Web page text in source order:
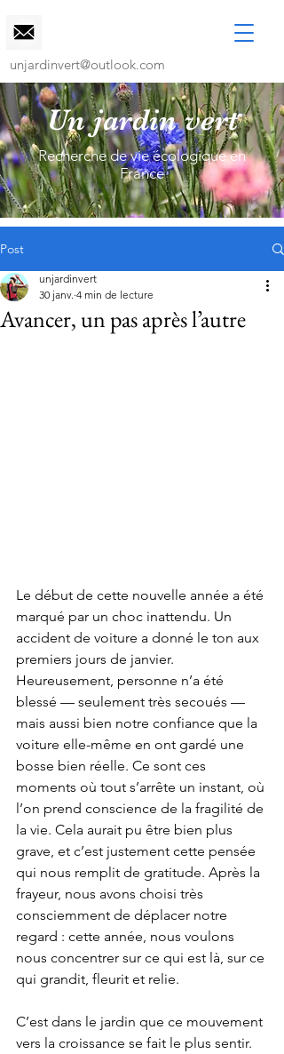
unjardinvert@outlook.com
Un jardin vert
Recherche de vie écologique en
France
Post
Avancer, un pas après l’autre
unjardinvert
30 janv. 4 min de lecture
Le début de cette nouvelle année a été
marqué par un choc inattendu. Un
accident de voiture a donné le ton aux
premiers jours de janvier.
Heureusement, personne n’a été
blessé — seulement très secoués —
mais aussi bien notre confiance que la
voiture elle-même en ont gardé une
bosse bien réelle. Ce sont ces
moments où tout s’arrête un instant, où
l’on prend conscience de la fragilité de
la vie. Cela aurait pu être bien plus
grave, et c’est justement cette pensée
qui nous remplit de gratitude. Après la
frayeur, nous avons choisi très
consciemment de déplacer notre
regard : cette année, nous voulons
nous concentrer sur ce qui est là, sur ce
qui grandit, fleurit et relie.
C’est dans le jardin que ce mouvement
vers la croissance se fait le plus sentir.